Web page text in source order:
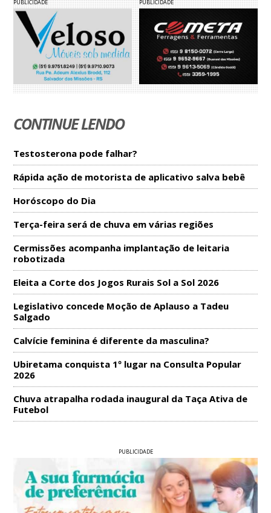
PUBLICIDADE PUBLICIDADE
CONTINUE LENDO
Testosterona pode falhar?
Rápida ação de motorista de aplicativo salva bebê
Horóscopo do Dia
Terça-feira será de chuva em várias regiões
Cermissões acompanha implantação de leitaria
robotizada
Eleita a Corte dos Jogos Rurais Sol a Sol 2026
Legislativo concede Moção de Aplauso a Tadeu
Salgado
Calvície feminina é diferente da masculina?
Ubiretama conquista 1º lugar na Consulta Popular
2026
Chuva atrapalha rodada inaugural da Taça Ativa de
Futebol
PUBLICIDADE